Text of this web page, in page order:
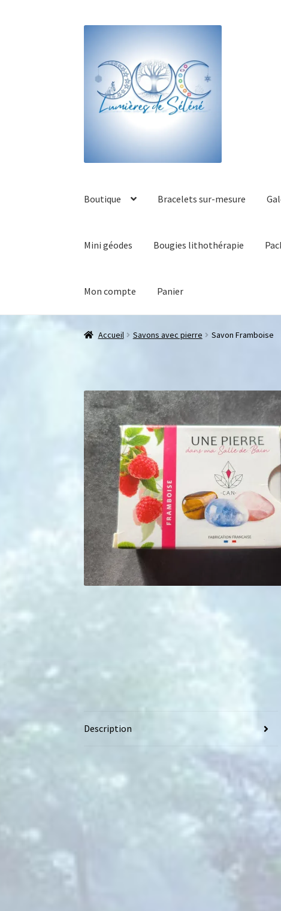
Boutique Bracelets sur-mesure
Mini géodes Bougies lithothérapie
Mon compte Panier
Accueil Savons avec pierre Savon Framboise
Description